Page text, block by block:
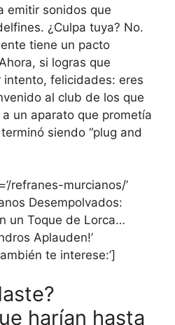
emitir sonidos que
¿Culpa tuya? No.
tiene un pacto
si logras que
felicidades: eres
al club de los que
un aparato que prometía
siendo “plug and
refranes-murcianos/’
Desempolvados:
un Toque de Lorca…
Aplauden!’
te interese:’]
harían hasta